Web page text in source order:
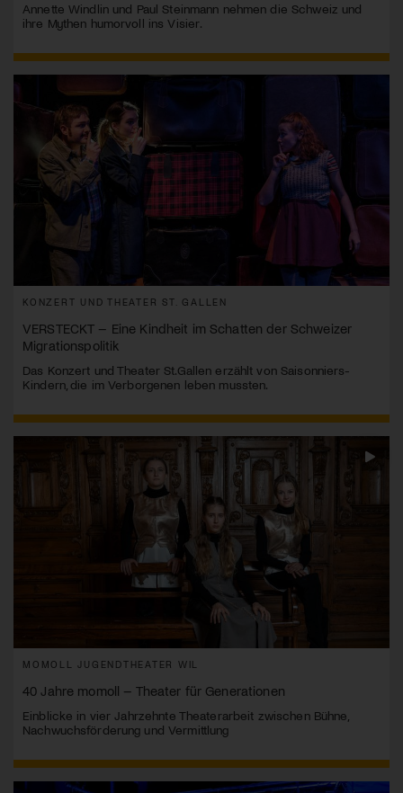
Annette Windlin und Paul Steinmann nehmen die Schweiz und
ihre Mythen humorvoll ins Visier.
KONZERT UND THEATER ST. GALLEN
VERSTECKT – Eine Kindheit im Schatten der Schweizer
Migrationspolitik
Das Konzert und Theater St.Gallen erzählt von Saisonniers-
Kindern, die im Verborgenen leben mussten.
MOMOLL JUGENDTHEATER WIL
40 Jahre momoll – Theater für Generationen
Einblicke in vier Jahrzehnte Theaterarbeit zwischen Bühne,
Nachwuchsförderung und Vermittlung